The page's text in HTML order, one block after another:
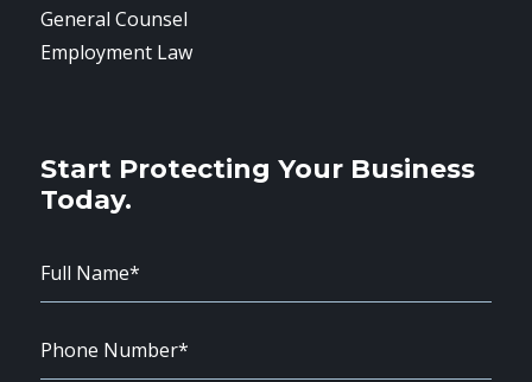
General Counsel
Employment Law
Start Protecting Your Business
Today.